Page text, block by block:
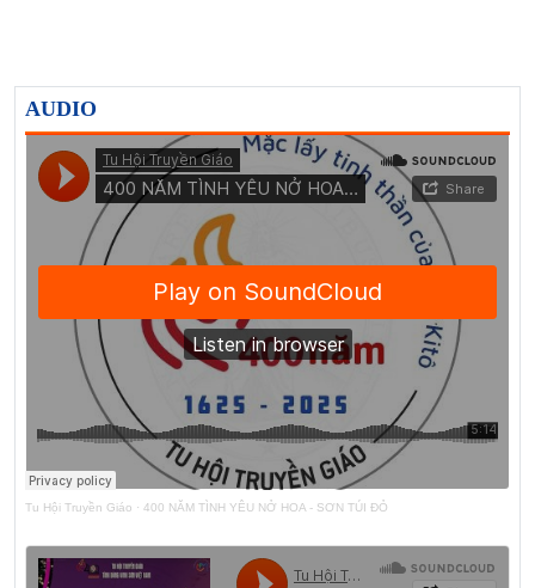
AUDIO
Tu Hội Truyền Giáo · 400 NĂM TÌNH YÊU NỞ HOA - SƠN TÚI ĐỎ